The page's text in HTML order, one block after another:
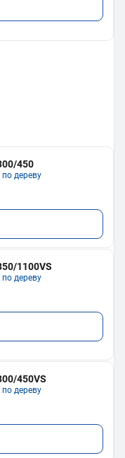
450
дереву
1100VS
дереву
450VS
дереву